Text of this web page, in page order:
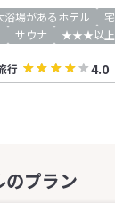
浴場があるホテル
サウナ ★★★以上
行 4.0